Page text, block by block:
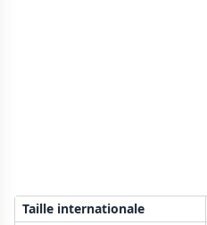
Taille internationale